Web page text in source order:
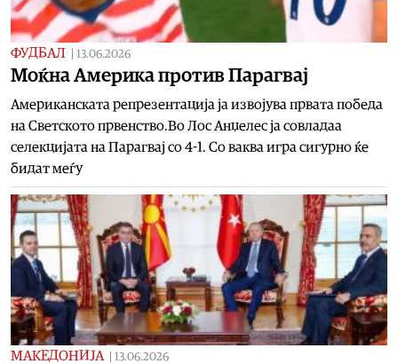
ФУДБАЛ 13.06.2026
Moќна Америка против Парагвај
Американската репрезентација ја извојува првата победа
на Светското првенство.Во Лос Анџелес ја совладаа
селекцијата на Парагвај со 4-1. Со ваква игра сигурно ќе
бидат меѓу
МАКЕДОНИЈА 13.06.2026